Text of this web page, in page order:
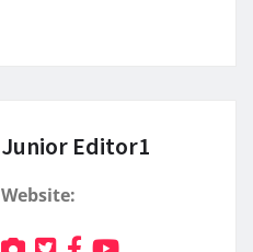
Junior Editor1
Website: